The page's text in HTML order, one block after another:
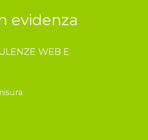
evidenza
WEB E